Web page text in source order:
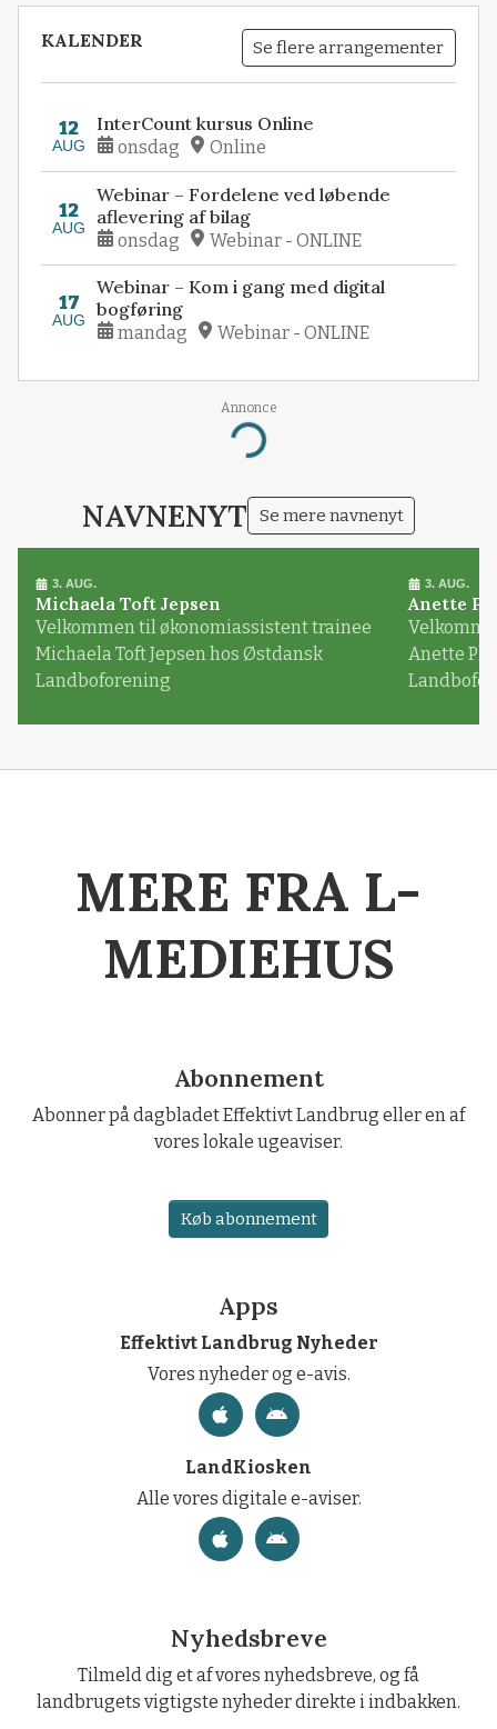
KALENDER Se flere arrangementer
12
AUG
InterCount kursus Online
onsdag Online
12
AUG
Webinar – Fordelene ved løbende
aflevering af bilag
onsdag Webinar - ONLINE
17
AUG
Webinar – Kom i gang med digital
bogføring
mandag Webinar - ONLINE
Annonce
Loading...
NAVNENYT Se mere navnenyt
3. AUG.
Michaela Toft Jepsen
Velkommen til økonomiassistent trainee
Michaela Toft Jepsen hos Østdansk
Landboforening
3. AUG.
Anette
Anette
MERE FRA L-
MEDIEHUS
Abonnement
Abonner på dagbladet Effektivt Landbrug eller en af
vores lokale ugeaviser.
Køb abonnement
Apps
Effektivt Landbrug Nyheder
Vores nyheder og e-avis.
LandKiosken
Alle vores digitale e-aviser.
Nyhedsbreve
Tilmeld dig et af vores nyhedsbreve, og få
landbrugets vigtigste nyheder direkte i indbakken.